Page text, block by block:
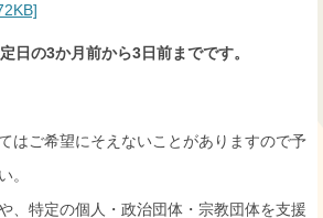
日の3か月前から3日前までです。
はご希望にそえないことがありますので予
。
、特定の個人・政治団体・宗教団体を支援